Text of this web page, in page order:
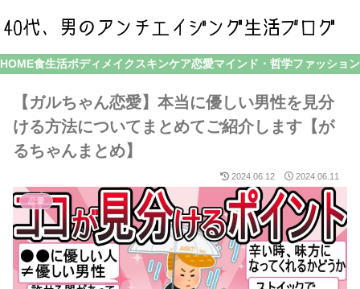
HOME食生活ボディメイク スキンケア恋愛マインド・哲学ファッション
【ガルちゃん恋愛】本当に優しい男性を見分
ける方法についてまとめてご紹介します【が
るちゃんまとめ】
2024.06.12 2024.06.11
恋愛